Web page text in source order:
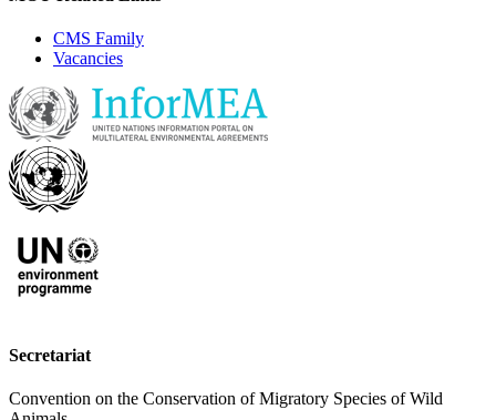
CMS Family
Vacancies
Secretariat
Convention on the Conservation of Migratory Species of Wild